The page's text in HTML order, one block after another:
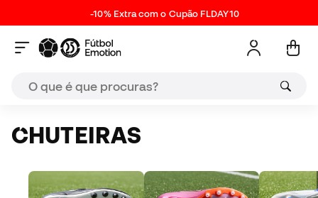
-10% Extra com o Cupão FLDAY10
CHUTEIRAS